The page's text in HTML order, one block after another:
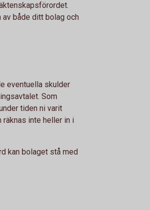
både ditt bolag och
eventuella skulder
Som
tiden ni varit
räknas inte heller in i
kan bolaget stå med